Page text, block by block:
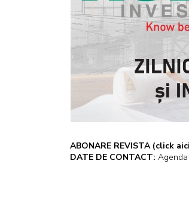
ABONARE REVISTA (click
DATE DE CONTACT: